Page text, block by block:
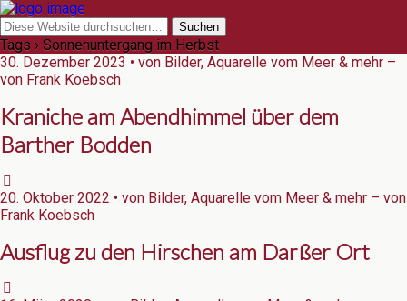
Tags › Sonnenuntergang im Herbst
30. Dezember 2023 • von Bilder, Aquarelle vom Meer & mehr –
von Frank Koebsch
Kraniche am Abendhimmel über dem
Barther Bodden
20. Oktober 2022 • von Bilder, Aquarelle vom Meer & mehr – von
Frank Koebsch
Ausflug zu den Hirschen am Darßer Ort